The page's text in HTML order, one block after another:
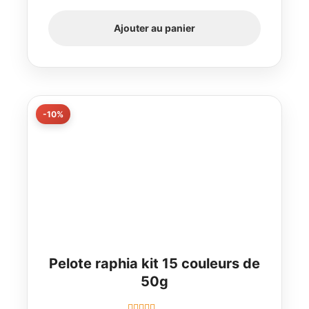
Ajouter au panier
-10%
Pelote raphia kit 15 couleurs de
50g